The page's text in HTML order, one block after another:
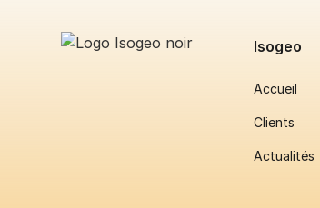
Isogeo
Accueil
Clients
Actualités